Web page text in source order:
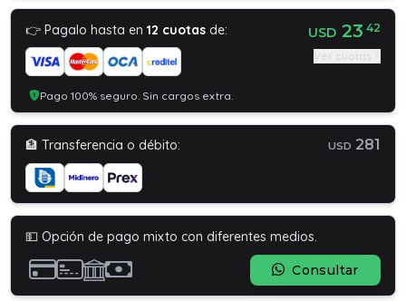
👉 Pagalo hasta en12 cuotas de:
Pago 100% seguro. Sin cargos extra.
USD 23 42
Ver cuotas
🏦 Transferencia o débito: USD 281
💵 Opción de pago mixto con diferentes medios.
Consultar